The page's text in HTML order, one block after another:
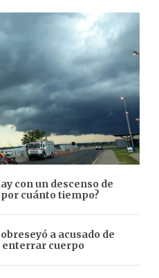
con un descenso de
por cuánto tiempo?
a acusado de
enterrar cuerpo